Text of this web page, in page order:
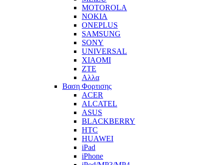
MOTOROLA
NOKIA
ONEPLUS
SAMSUNG
SONY
UNIVERSAL
XIAOMI
ZTE
Αλλα
Βαση Φορτισης
ACER
ALCATEL
ASUS
BLACKBERRY
HTC
HUAWEI
iPad
iPhone